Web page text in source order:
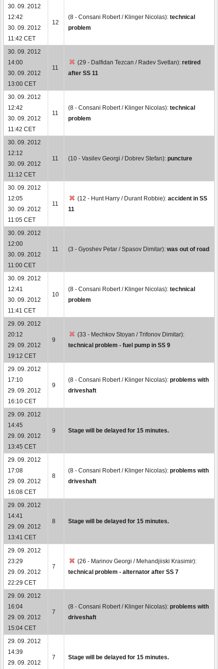
30. 09. 2012
12:42
30. 09. 2012
11:42 CET
12
(8 - Consani Robert / Klinger Nicolas): technical
problem
30. 09. 2012
14:00
30. 09. 2012
13:00 CET
11
(29 - Dalfidan Tezcan / Radev Svetlan): retired
after SS 11
30. 09. 2012
12:42
30. 09. 2012
11:42 CET
11
(8 - Consani Robert / Klinger Nicolas): technical
problem
30. 09. 2012
12:12
30. 09. 2012
11:12 CET
11 (10 - Vasilev Georgi / Dobrev Stefan): puncture
30. 09. 2012
12:05
30. 09. 2012
11:05 CET
11
(12 - Hunt Harry / Durant Robbie): accident in SS
11
30. 09. 2012
12:00
30. 09. 2012
11:00 CET
11 (3 - Gyoshev Petar / Spasov Dimitar): was out of road
30. 09. 2012
12:41
30. 09. 2012
11:41 CET
10
(8 - Consani Robert / Klinger Nicolas): technical
problem
29. 09. 2012
20:12
29. 09. 2012
19:12 CET
9
(33 - Mechkov Stoyan / Trifonov Dimitar):
technical problem - fuel pump in SS 9
29. 09. 2012
17:10
29. 09. 2012
16:10 CET
9
(8 - Consani Robert / Klinger Nicolas): problems with
driveshaft
29. 09. 2012
14:45
29. 09. 2012
13:45 CET
9 Stage will be delayed for 15 minutes.
29. 09. 2012
17:08
29. 09. 2012
16:08 CET
8
(8 - Consani Robert / Klinger Nicolas): problems with
driveshaft
29. 09. 2012
14:41
29. 09. 2012
13:41 CET
8 Stage will be delayed for 15 minutes.
29. 09. 2012
23:29
29. 09. 2012
22:29 CET
7
(26 - Marinov Georgi / Mehandjiiski Krasimir):
technical problem - alternator after SS 7
29. 09. 2012
16:04
29. 09. 2012
15:04 CET
7
(8 - Consani Robert / Klinger Nicolas): problems with
driveshaft
29. 09. 2012
14:39
29. 09. 2012
7 Stage will be delayed for 15 minutes.